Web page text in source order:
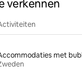
verkennen